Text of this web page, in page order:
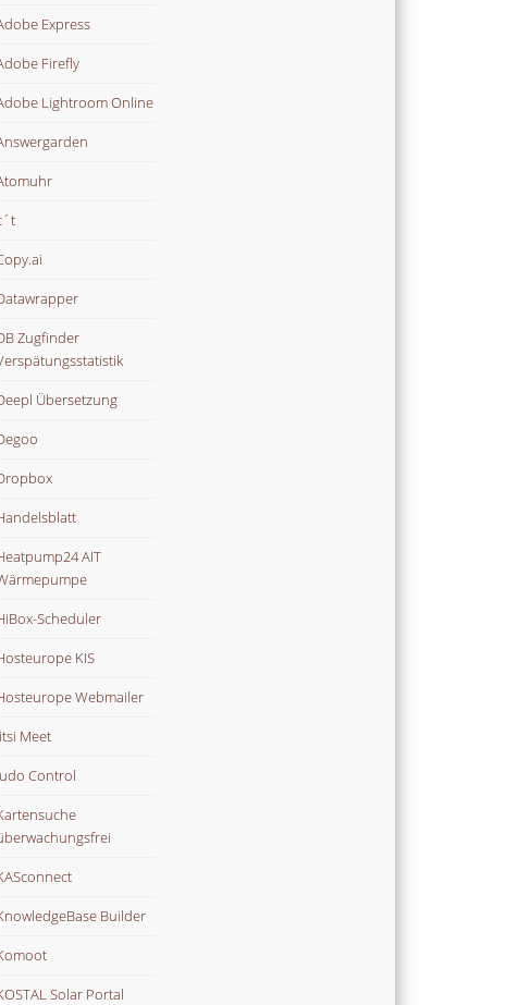
Express
Firefly
Lightroom Online
Zugfinder
Übersetzung
AIT
Scheduler
KIS
Webmailer
Meet
Control
Builder
Solar Portal